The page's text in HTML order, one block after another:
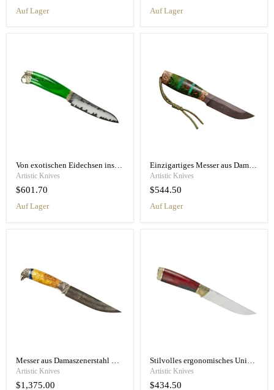
Auf Lager Auf Lager
Artistic Knives
$601.70
Auf Lager
Artistic Knives
$544.50
Auf Lager
Artistic Knives
$1,375.00
Artistic Knives
$434.50